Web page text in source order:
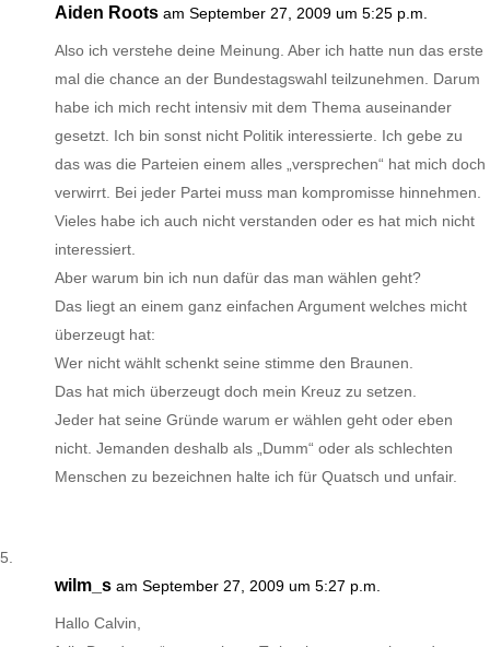
Aiden Roots am September 27, 2009 um 5:25 p.m.
Also ich verstehe deine Meinung. Aber ich hatte nun das erste
mal die chance an der Bundestagswahl teilzunehmen. Darum
habe ich mich recht intensiv mit dem Thema auseinander
gesetzt. Ich bin sonst nicht Politik interessierte. Ich gebe zu
das was die Parteien einem alles „versprechen“ hat mich doch
verwirrt. Bei jeder Partei muss man kompromisse hinnehmen.
Vieles habe ich auch nicht verstanden oder es hat mich nicht
interessiert.
Aber warum bin ich nun dafür das man wählen geht?
Das liegt an einem ganz einfachen Argument welches micht
überzeugt hat:
Wer nicht wählt schenkt seine stimme den Braunen.
Das hat mich überzeugt doch mein Kreuz zu setzen.
Jeder hat seine Gründe warum er wählen geht oder eben
nicht. Jemanden deshalb als „Dumm“ oder als schlechten
Menschen zu bezeichnen halte ich für Quatsch und unfair.
wilm_s am September 27, 2009 um 5:27 p.m.
Hallo Calvin,